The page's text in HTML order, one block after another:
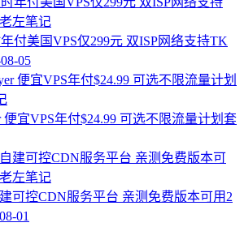
付美国VPS仅299元 双ISP网络支持TK
05
便宜VPS年付$24.99 可选不限流量计划套
可控CDN服务平台 亲测免费版本可用2
01